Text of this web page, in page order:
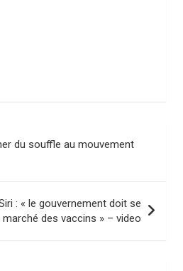
du souffle au mouvement
: « le gouvernement doit se
des vaccins » – video